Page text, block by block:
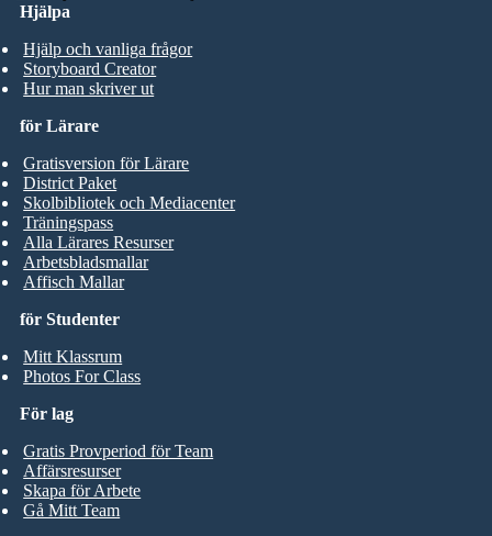
Hjälpa
Hjälp och vanliga frågor
Storyboard Creator
Hur man skriver ut
för Studenter
Mitt Klassrum
Photos For Class
för Lärare
Gratisversion för Lärare
District Paket
Skolbibliotek och Mediacenter
Träningspass
Alla Lärares Resurser
Arbetsbladsmallar
Affisch Mallar
För lag
Gratis Provperiod för Team
Affärsresurser
Skapa för Arbete
Gå Mitt Team